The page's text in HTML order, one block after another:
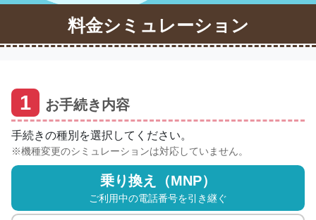
料金シミュレーション
1 お手続き内容
手続きの種別を選択してください。
機種変更のシミュレーションは対応していません。
乗り換え（MNP）
ご利用中の電話番号を引き継ぐ